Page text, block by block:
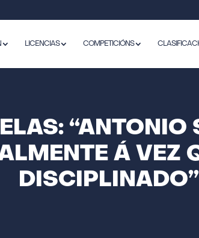
LICENCIAS COMPETICIÓNS
“ANTONIO
Á VEZ
DISCIPLINADO”